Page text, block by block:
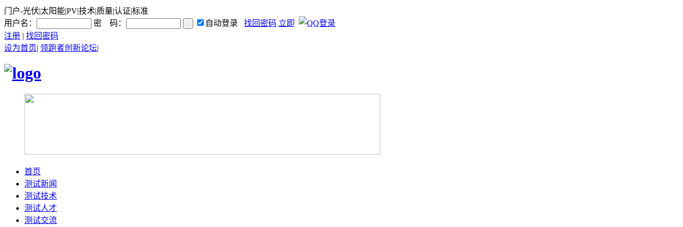
门户-光伏|太阳能|PV|技术|质量|认证|标准
用户名：
密 码： 自动登录 找回密码 立即
注册 | 找回密码
设为首页| 领跑者创新论坛|
首页
测试新闻
测试技术
测试人才
测试交流